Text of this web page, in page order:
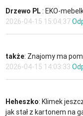
Drzewo PL: EKO-
2026-04-15 15:04:37
także: Znajomy ma
2026-04-15 14:03:33
Heheszko: Klimek
jak stał z kartonem na